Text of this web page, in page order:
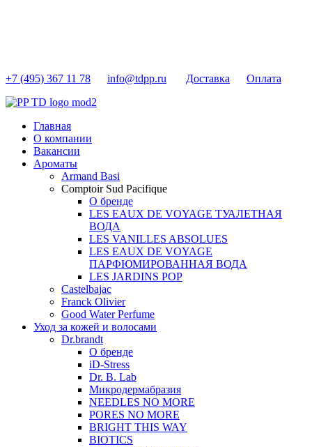
+7 (495) 367 11 78 info@tdpp.ru Доставка Оплата
Главная
О компании
Вакансии
Ароматы
Armand Basi
Comptoir Sud Pacifique
О бренде
LES EAUX DE VOYAGE ТУАЛЕТНАЯ
ВОДА
LES VANILLES ABSOLUES
LES EAUX DE VOYAGE
ПАРФЮМИРОВАННАЯ ВОДА
LES JARDINS POP
Castelbajac
Franck Olivier
Good Water Perfume
Уход за кожей и волосами
Dr.brandt
О бренде
iD-Stress
Dr. B. Lab
Микродермабразия
NEEDLES NO MORE
PORES NO MORE
BRIGHT THIS WAY
BIOTICS